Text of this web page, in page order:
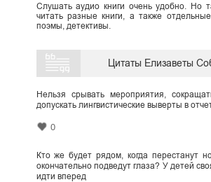
Слушать аудио книги очень удобно. Но
читать разные книги, а также
поэмы, детективы.
Цитаты Елизаветы
Нельзя срывать мероприятия,
допускать лингвистические выверты в
0
Кто же будет рядом, когда перестанут
окончательно подведут глаза? У детей
идти вперед